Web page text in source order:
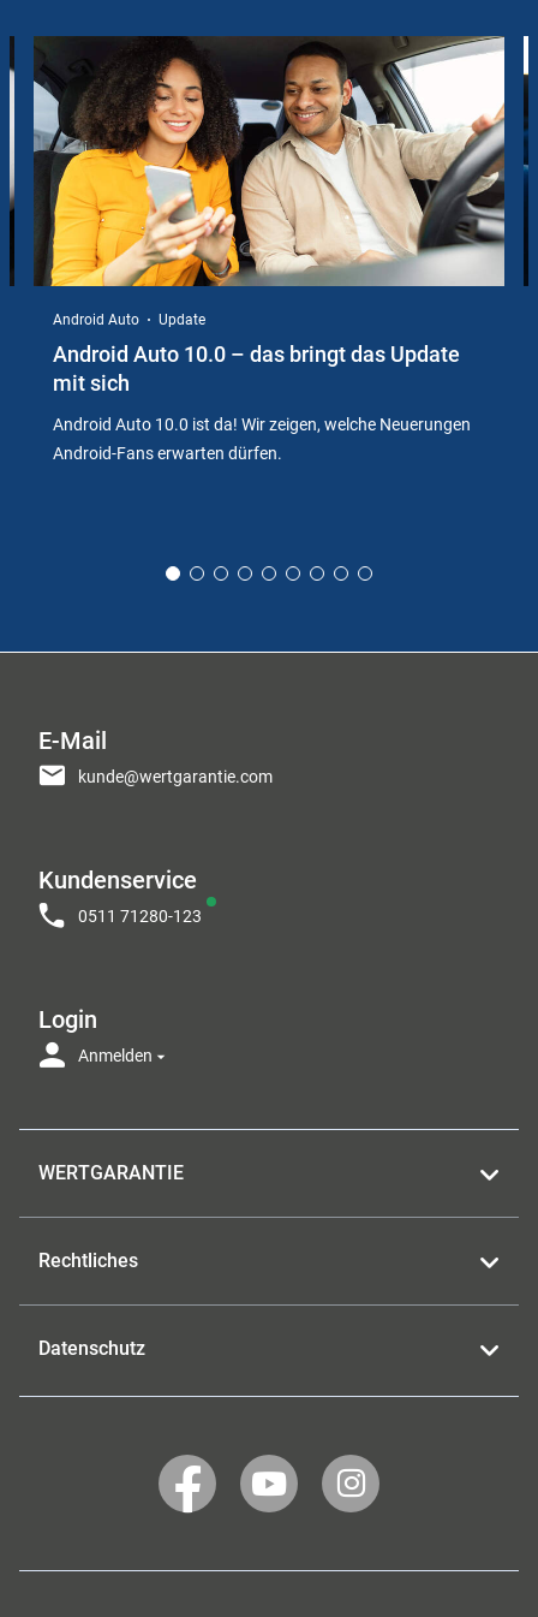
Instructions
Android Auto Update
Android Auto 10.0 – das bringt das Update
mit sich
Android Auto 10.0 ist da! Wir zeigen, welche Neuerungen
Android-Fans erwarten dürfen.
E-Mail
kunde@wertgarantie.com
Kundenservice
0511 71280-123
Login
Anmelden
WERTGARANTIE
Rechtliches
Datenschutz
WERTGARANTIE
auf
WERTGARANTIE
auf
WERTGARANTIE
auf